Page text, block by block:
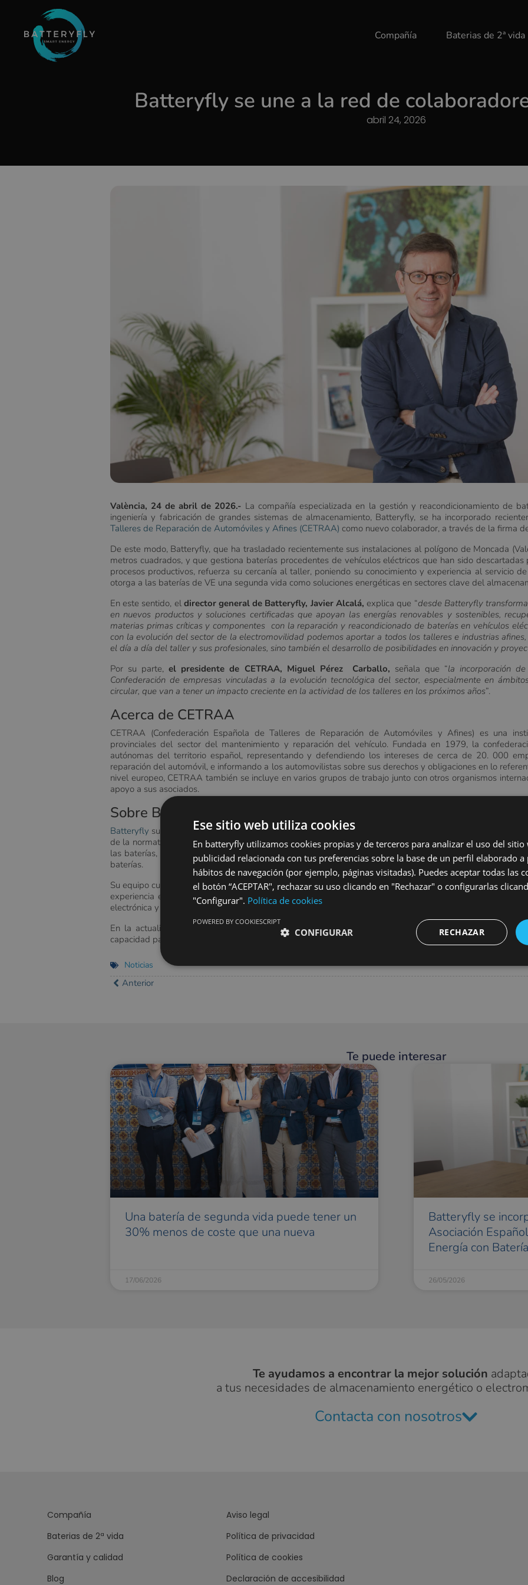
Compañía Baterias de 2ª vida
Batteryfly se une a la red de
abril 24, 2026
València, 24 de abril de 2026.- La compañía especializada en la gestión y reacondicionamiento de
ingeniería y fabricación de grandes sistemas de almacenamiento, Batteryfly, se ha incorporado
Talleres de Reparación de Automóviles y Afines (CETRAA) como nuevo colaborador, a través de la firma
De este modo, Batteryfly, que ha trasladado recientemente sus instalaciones al polígono de Moncada
metros cuadrados, y que gestiona baterías procedentes de vehículos eléctricos que han sido
procesos productivos, refuerza su cercanía al taller, poniendo su conocimiento y experiencia al servicio
otorga a las baterías de VE una segunda vida como soluciones energéticas en sectores clave del
En este sentido, el director general de Batteryfly, Javier Alcalá, explica que “desde Batteryfly
en nuevos productos y soluciones certificadas que apoyan las energías renovables y sostenibles,
materias primas críticas y componentes con la reparación y reacondicionado de baterías en vehículos
con la evolución del sector de la electromovilidad podemos aportar a todos los talleres e industrias
el día a día del taller y sus profesionales, sino también el desarrollo de posibilidades en innovación y
Por su parte,el presidente de CETRAA, Miguel Pérez Carballo, señala que “la incorporación
Confederación de empresas vinculadas a la evolución tecnológica del sector, especialmente en
circular, que van a tener un impacto creciente en la actividad de los talleres en los próximos años”.
Acerca de CETRAA
CETRAA (Confederación Española de Talleres de Reparación de Automóviles y Afines) es una
provinciales del sector del mantenimiento y reparación del vehículo. Fundada en 1979, la
autónomas del territorio español, representando y defendiendo los intereses de cerca de 20. 000
reparación del automóvil, e informando a los automovilistas sobre sus derechos y obligaciones en lo
nivel europeo, CETRAA también se incluye en varios grupos de trabajo junto con otros organismos
apoyo a sus asociados.
Sobre Batteryfly
Batteryfly surge como una necesidad ante la creciente evolución del vehículo eléctrico a nivel europeo, y
de la normativa que obliga a la reutilización de las baterías descartadas de los coches eléctricos. Así,
las baterías, de forma estratégica, se logra una menor dependencia de los países asiáticos en cuanto a
baterías.
Su equipo cuenta con una sólida trayectoria de más de 25 años de innovación en los sectores de
experiencia en el diseño y fabricación de baterías. Está compuesto por ingenieros, técnicos y operarios,
electrónica y programación.
En la actualidad, opera desde su sede en Moncada (Valencia) que tiene una extensión de 1.800
capacidad para el reacondicionamiento de baterías de litio derivadas de la electromovilidad, laboratorios de
Noticias
Anterior
Te puede interesar
Una batería de segunda vida puede tener un
30% menos de coste que una nueva
17/06/2026
Batteryfly se
Asociación
Energía con
26/05/2026
Te ayudamos a encontrar la mejor solución
a tus necesidades de almacenamiento energético o
Contacta con nosotros
Compañía
Baterias de 2ª vida
Garantía y calidad
Blog
Aviso legal
Política de privacidad
Política de cookies
Declaración de accesibilidad
Ese sitio web utiliza cookies
En batteryfly utilizamos cookies propias y de terceros para analizar el uso del
publicidad relacionada con tus preferencias sobre la base de un perfil elaborado
hábitos de navegación (por ejemplo, páginas visitadas). Puedes aceptar todas las
el botón “ACEPTAR", rechazar su uso clicando en "Rechazar" o configurarlas
"Configurar". Política de cookies
RECHAZAR
CONFIGURAR
POWERED BY COOKIESCRIPT